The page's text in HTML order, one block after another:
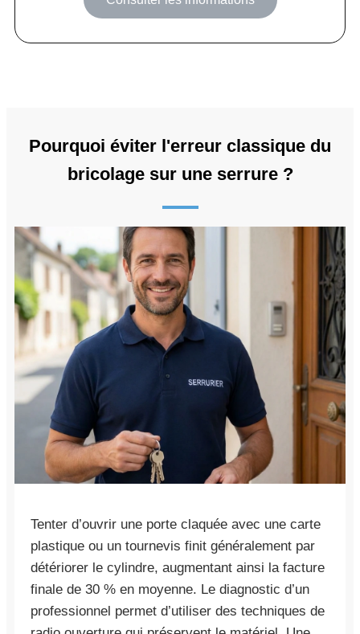
Pourquoi éviter l'erreur classique du
bricolage sur une serrure ?
Tenter d’ouvrir une porte claquée avec une carte
plastique ou un tournevis finit généralement par
détériorer le cylindre, augmentant ainsi la facture
finale de 30 % en moyenne. Le diagnostic d’un
professionnel permet d’utiliser des techniques de